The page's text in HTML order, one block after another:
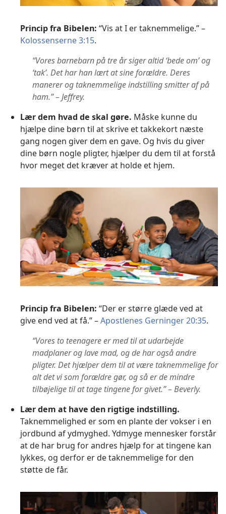
Princip fra Bibelen: “Vis at I er taknemmelige.” –
Kolossenserne 3:15.
“Vores barnebarn på tre år siger altid ‘bede om’ og
‘tak’. Det har han lært at sine forældre. Deres
manerer og taknemmelige indstilling smitter af på
ham.” – Jeffrey.
Lær dem hvad de skal gøre. Måske kunne du
hjælpe dine børn til at skrive et takkekort næste
gang nogen giver dem en gave. Og hvis du giver
dine børn nogle pligter, hjælper du dem til at forstå
hvor meget det kræver at holde et hjem.
Princip fra Bibelen: “Der er større glæde ved at
give end ved at få.” –Apostlenes Gerninger 20:35.
“Vores to teenagere er med til at udarbejde
madplaner og lave mad, og de har også andre
pligter. Det hjælper dem til at være taknemmelige for
alt det vi som forældre gør, og så er de mindre
tilbøjelige til at tage tingene for givet.” – Beverly.
Lær dem at have den rigtige indstilling.
Taknemmelighed er som en plante der vokser i en
jordbund af ydmyghed. Ydmyge mennesker forstår
at de har brug for andres hjælp for at tingene kan
lykkes, og derfor er de taknemmelige for den
støtte de får.